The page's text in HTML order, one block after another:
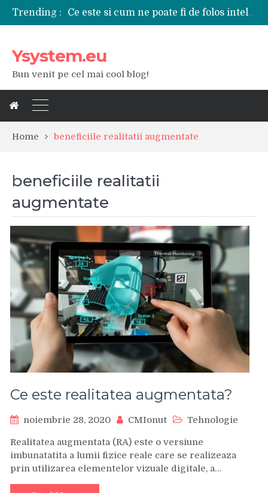
Trending :
Tipuri de polizoare de care este nevoie intr-un atelier
iPhone 16Pro Max sau Samsung Galaxy S24 Ultra?
Ysystem.eu
Bun venit pe cel mai cool blog!
Home beneficiile realitatii augmentate
beneficiile realitatii
augmentate
Ce este realitatea augmentata?
noiembrie 28, 2020 CMIonut Tehnologie
Realitatea augmentata (RA) este o versiune
imbunatatita a lumii fizice reale care se realizeaza
prin utilizarea elementelor vizuale digitale, a…